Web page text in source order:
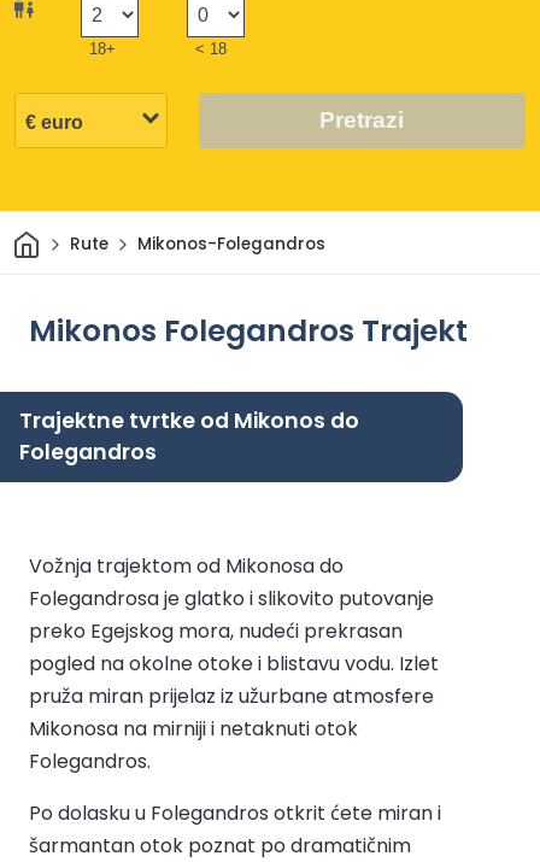
18+ < 18
Pretrazi
DomRute Mikonos-Folegandros
Mikonos Folegandros Trajekt
Trajektne tvrtke od Mikonos do
Folegandros
Vožnja trajektom od Mikonosa do
Folegandrosa je glatko i slikovito putovanje
preko Egejskog mora, nudeći prekrasan
pogled na okolne otoke i blistavu vodu. Izlet
pruža miran prijelaz iz užurbane atmosfere
Mikonosa na mirniji i netaknuti otok
Folegandros.
Po dolasku u Folegandros otkrit ćete miran i
šarmantan otok poznat po dramatičnim